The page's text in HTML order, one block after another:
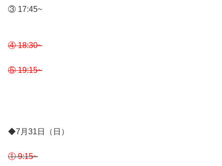
③ 17:45~
④ 18:30~
⑤ 19:15~
◆7月31日（日）
① 9:15~